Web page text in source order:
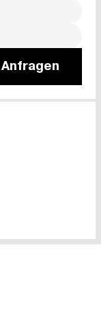
Anfragen